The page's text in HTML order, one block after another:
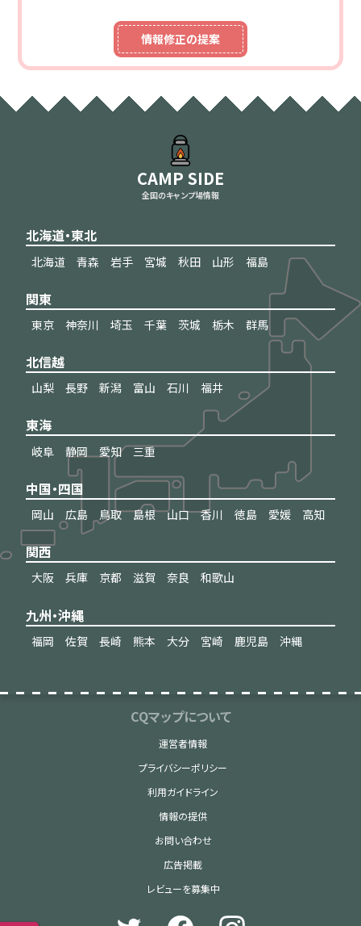
情報修正の提案
CAMP SIDE
全国のキャンプ場情報
北海道・東北
北海道 青森 岩手 宮城 秋田 山形 福島
関東
東京 神奈川 埼玉 千葉 茨城 栃木 群馬
北信越
山梨 長野 新潟 富山 石川 福井
東海
岐阜 静岡 愛知 三重
中国・四国
岡山 広島 鳥取 島根 山口 香川 徳島 愛媛 高知
関西
大阪 兵庫 京都 滋賀 奈良 和歌山
九州・沖縄
福岡 佐賀 長崎 熊本 大分 宮崎 鹿児島 沖縄
CQマップについて
運営者情報
プライバシーポリシー
利用ガイドライン
情報の提供
お問い合わせ
広告掲載
レビューを募集中